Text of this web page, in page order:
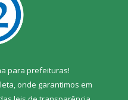
para prefeituras!
onde garantimos em